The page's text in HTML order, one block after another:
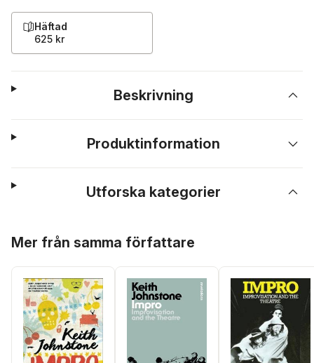
Häftad
625 kr
Beskrivning
Produktinformation
Utforska kategorier
Mer från samma författare